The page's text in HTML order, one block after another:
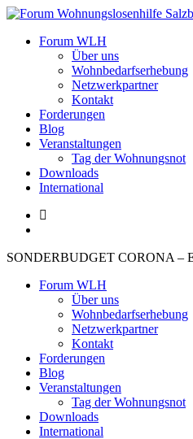
Zum
springen
Forum Wohnungslosenhilfe Salzburg
Forum WLH
Über uns
Wohnbedarfserhebung
Netzwerkpartner
Kontakt
Forderungen
Blog
Veranstaltungen
Tag der Wohnungsnot
Downloads
International
SONDERBUDGET CORONA –
Forum WLH
Über uns
Wohnbedarfserhebung
Netzwerkpartner
Kontakt
Forderungen
Blog
Veranstaltungen
Tag der Wohnungsnot
Downloads
International